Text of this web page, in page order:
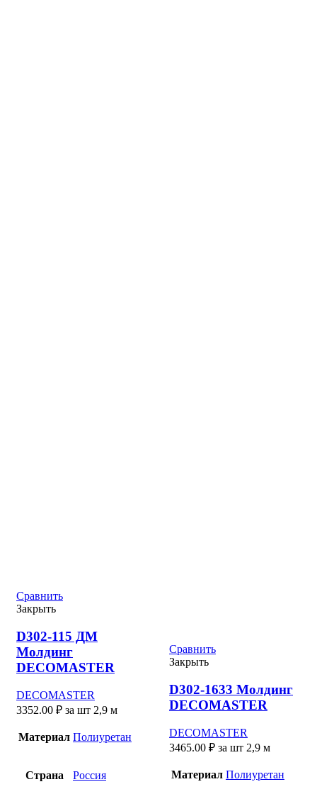
Сравнить
Закрыть
D302-115 ДМ
Молдинг
DECOMASTER
DECOMASTER
3352.00 ₽ за шт 2,9 м
Материал Полиуретан
Страна Россия
Сравнить
Закрыть
D302-1633 Молдинг
DECOMASTER
DECOMASTER
3465.00 ₽ за шт 2,9 м
Материал Полиуретан